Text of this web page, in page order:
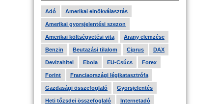
Adó Amerikai elnökválasztás
Amerikai gyorsjelentési szezon
Amerikai költségvetési vita Arany elemzése
Benzin Beutazási tilalom Ciprus DAX
Devizahitel Ebola EU-Csúcs Forex
Forint Franciaországi légikatasztrófa
Gazdasági összefoglaló Gyorsjelentés
Heti tőzsdei összefoglaló Internetadó